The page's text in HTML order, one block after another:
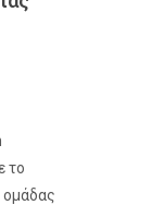
το
ομάδας